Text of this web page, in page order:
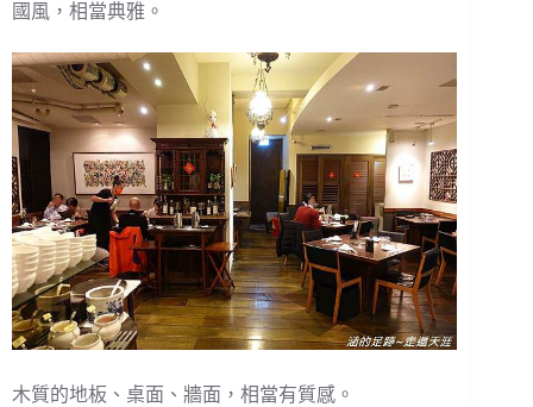
國風，相當典雅。
木質的地板、桌面、牆面，相當有質感。